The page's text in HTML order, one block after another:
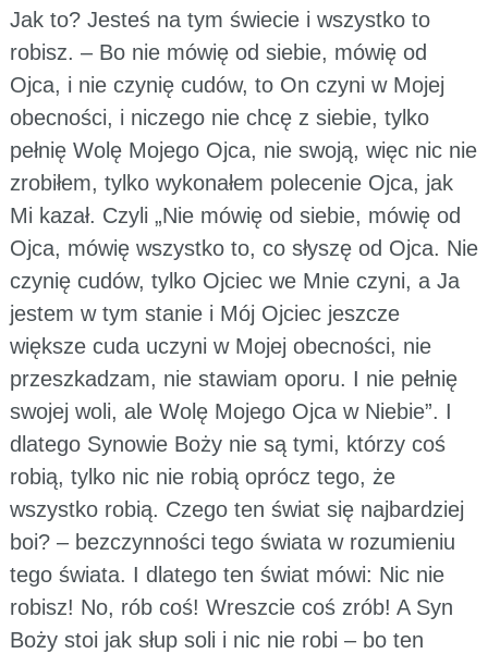
Jak to? Jesteś na tym świecie i wszystko to
robisz. – Bo nie mówię od siebie, mówię od
Ojca, i nie czynię cudów, to On czyni w Mojej
obecności, i niczego nie chcę z siebie, tylko
pełnię Wolę Mojego Ojca, nie swoją, więc nic nie
zrobiłem, tylko wykonałem polecenie Ojca, jak
Mi kazał. Czyli „Nie mówię od siebie, mówię od
Ojca, mówię wszystko to, co słyszę od Ojca. Nie
czynię cudów, tylko Ojciec we Mnie czyni, a Ja
jestem w tym stanie i Mój Ojciec jeszcze
większe cuda uczyni w Mojej obecności, nie
przeszkadzam, nie stawiam oporu. I nie pełnię
swojej woli, ale Wolę Mojego Ojca w Niebie”. I
dlatego Synowie Boży nie są tymi, którzy coś
robią, tylko nic nie robią oprócz tego, że
wszystko robią. Czego ten świat się najbardziej
boi? – bezczynności tego świata w rozumieniu
tego świata. I dlatego ten świat mówi: Nic nie
robisz! No, rób coś! Wreszcie coś zrób! A Syn
Boży stoi jak słup soli i nic nie robi – bo ten